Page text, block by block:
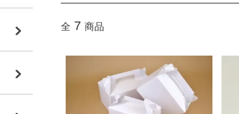
全 7 商品